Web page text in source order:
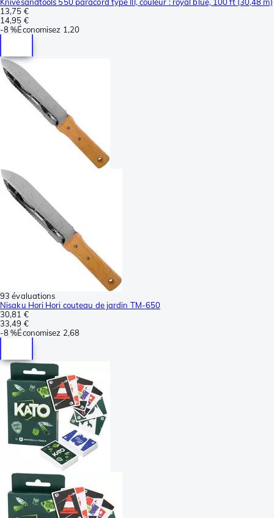
13,75 €
14,95 €
-8 %Économisez 1,20
93 évaluations
Nisaku Hori Hori couteau de jardin TM-650
30,81 €
33,49 €
-8 %Économisez 2,68